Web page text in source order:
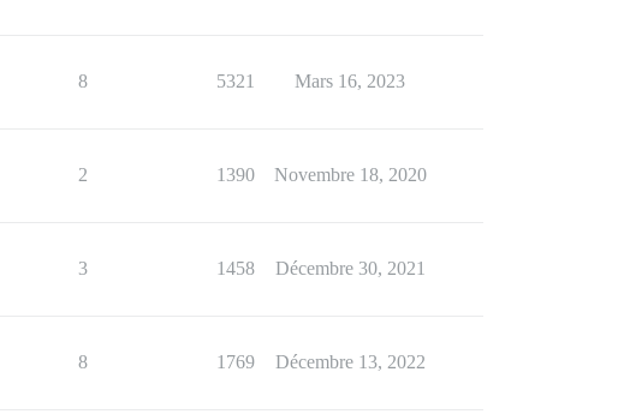
8 5321 Mars 16, 2023
2 1390 Novembre 18, 2020
3 1458 Décembre 30, 2021
8 1769 Décembre 13, 2022